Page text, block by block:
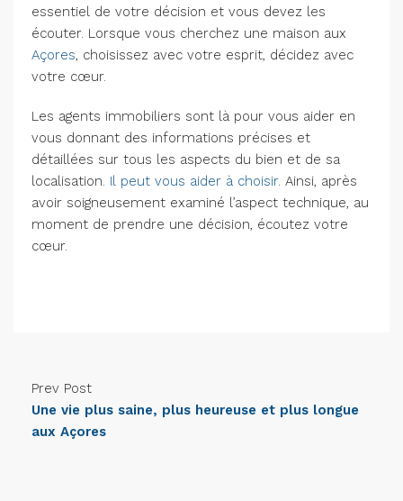
essentiel de votre décision et vous devez les
écouter. Lorsque vous cherchez une maison aux
Açores, choisissez avec votre esprit, décidez avec
votre cœur.
Les agents immobiliers sont là pour vous aider en
vous donnant des informations précises et
détaillées sur tous les aspects du bien et de sa
localisation. Il peut vous aider à choisir. Ainsi, après
avoir soigneusement examiné l’aspect technique, au
moment de prendre une décision, écoutez votre
cœur.
Prev Post
Une vie plus saine, plus heureuse et plus longue
aux Açores